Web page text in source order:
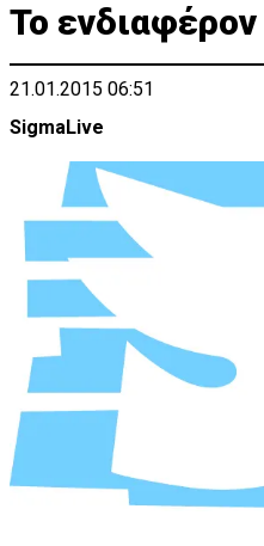
Το
21.01.2015 06:51
SigmaLive